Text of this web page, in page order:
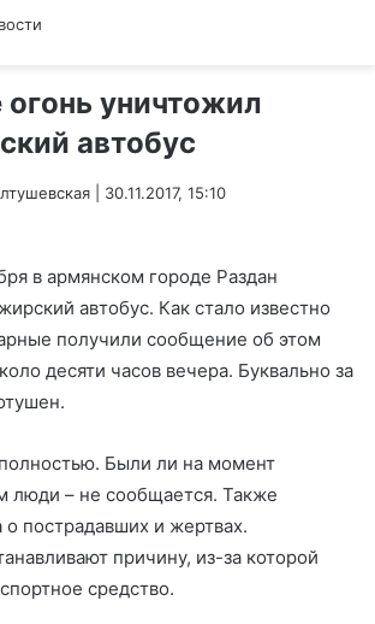
огонь уничтожил
автобус
| 30.11.2017, 15:10
в армянском городе Раздан
автобус. Как стало известно
получили сообщение об этом
десяти часов вечера. Буквально за
Были ли на момент
люди – не сообщается. Также
о пострадавших и жертвах.
причину, из-за которой
средство.